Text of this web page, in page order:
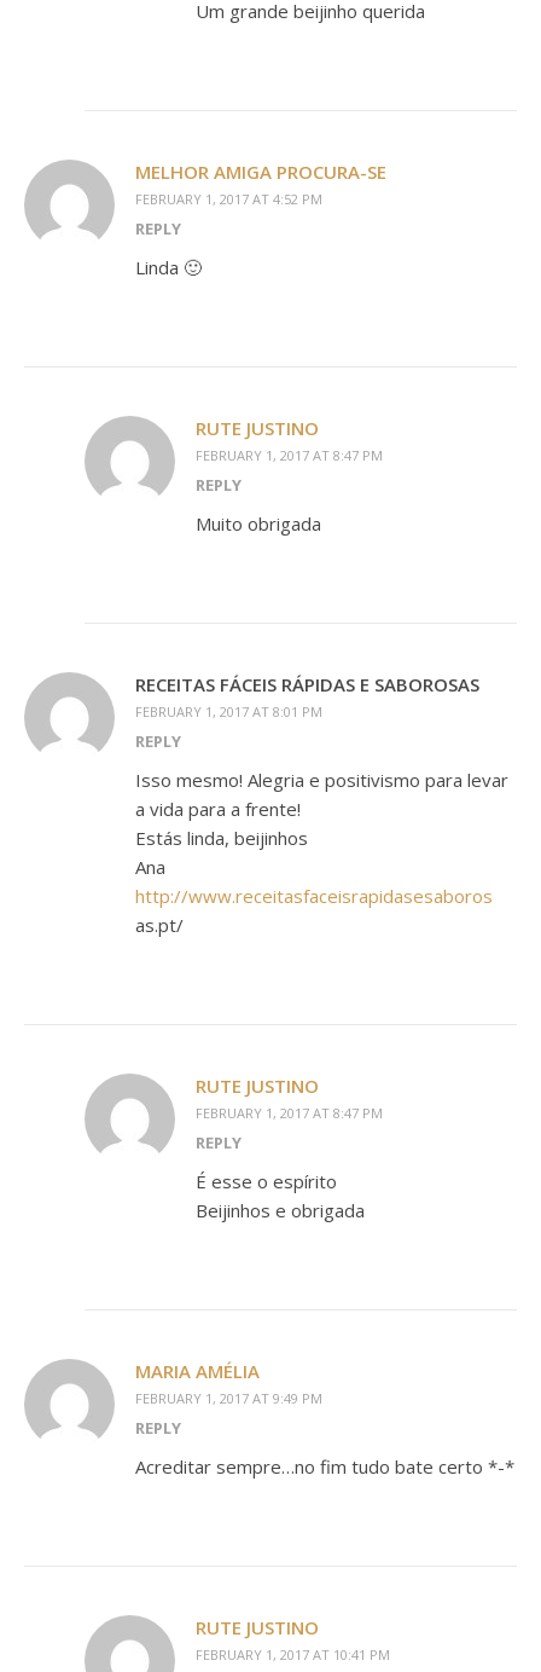
Um grande beijinho querida
MELHOR AMIGA PROCURA-SE
FEBRUARY 1, 2017 AT 4:52 PM
REPLY
Linda 🙂
RUTE JUSTINO
FEBRUARY 1, 2017 AT 8:47 PM
REPLY
Muito obrigada
RECEITAS FÁCEIS RÁPIDAS E SABOROSAS
FEBRUARY 1, 2017 AT 8:01 PM
REPLY
Isso mesmo! Alegria e positivismo para levar
a vida para a frente!
Estás linda, beijinhos
Ana
http://www.receitasfaceisrapidasesaboros
as.pt/
RUTE JUSTINO
FEBRUARY 1, 2017 AT 8:47 PM
REPLY
É esse o espírito
Beijinhos e obrigada
MARIA AMÉLIA
FEBRUARY 1, 2017 AT 9:49 PM
REPLY
Acreditar sempre…no fim tudo bate certo *-*
RUTE JUSTINO
FEBRUARY 1, 2017 AT 10:41 PM